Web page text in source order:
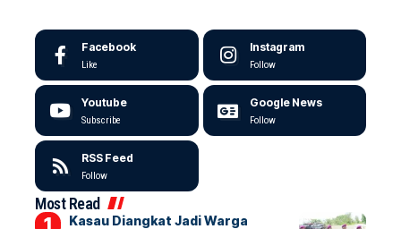
Facebook
Like
Instagram
Follow
Youtube
Subscribe
Google News
Follow
RSS Feed
Follow
Most Read
Kasau Diangkat Jadi Warga